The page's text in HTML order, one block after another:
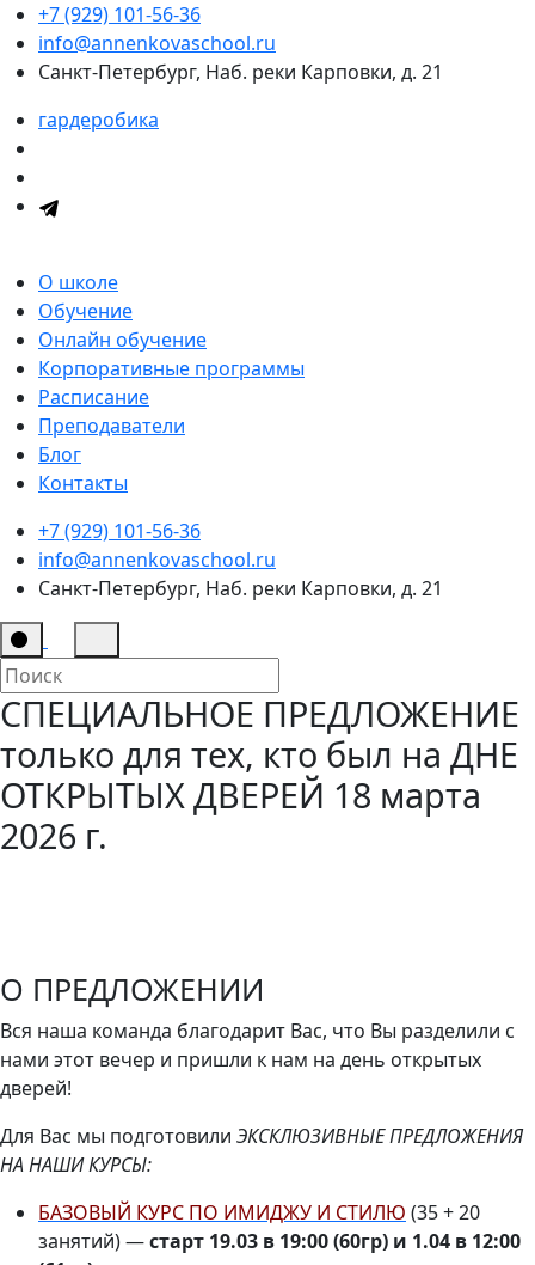
+7 (929) 101-56-36
info@annenkovaschool.ru
Санкт-Петербург, Наб. реки Карповки, д. 21
гардеробика
О школе
Обучение
Онлайн обучение
Корпоративные программы
Расписание
Преподаватели
Блог
Контакты
+7 (929) 101-56-36
info@annenkovaschool.ru
Санкт-Петербург, Наб. реки Карповки, д. 21
СПЕЦИАЛЬНОЕ ПРЕДЛОЖЕНИЕ
только для тех, кто был на ДНЕ
ОТКРЫТЫХ ДВЕРЕЙ 18 марта
2026 г.
О ПРЕДЛОЖЕНИИ
Вся наша команда благодарит Вас, что Вы разделили с
нами этот вечер и пришли к нам на день открытых
дверей!
Для Вас мы подготовили ЭКСКЛЮЗИВНЫЕ ПРЕДЛОЖЕНИЯ
НА НАШИ КУРСЫ:
БАЗОВЫЙ КУРС ПО ИМИДЖУ И СТИЛЮ (35 + 20
занятий) —старт 19.03 в 19:00 (60гр) и 1.04 в 12:00